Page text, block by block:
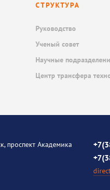
СТРУКТУРА
Руководство
Ученый совет
Научные
Центр трансфера
проспект Академика